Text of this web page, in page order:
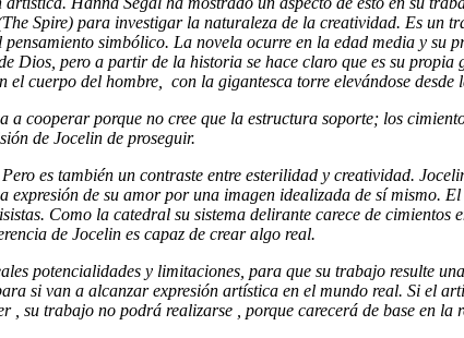
Spire) para investigar la naturaleza de la creatividad. Es un
simbólico. La novela ocurre en la edad media y su
pero a partir de la historia se hace claro que es su propia
cuerpo del hombre, con la gigantesca torre elevándose desde
cooperar porque no cree que la estructura soporte; los
de Jocelin de proseguir.
es también un contraste entre esterilidad y creatividad.
de su amor por una imagen idealizada de sí mismo.
Como la catedral su sistema delirante carece de
de Jocelin es capaz de crear algo real.
potencialidades y limitaciones, para que su trabajo resulte
si van a alcanzar expresión artística en el mundo real. Si el
, su trabajo no podrá realizarse , porque carecerá de base en la